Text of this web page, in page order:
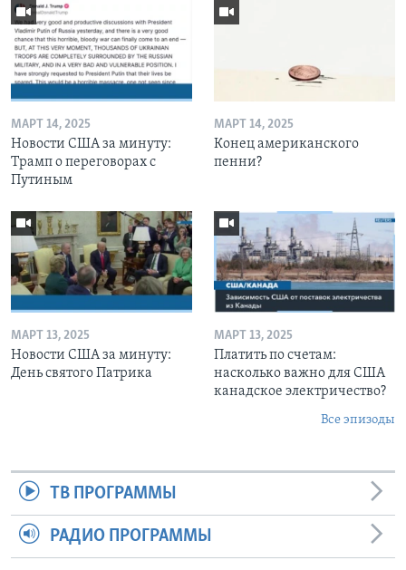
МАРТ 14, 2025
Новости США за минуту:
Трамп о переговорах с
Путиным
МАРТ 14, 2025
Конец американского
пенни?
МАРТ 13, 2025
Новости США за минуту:
День святого Патрика
МАРТ 13, 2025
Платить по счетам:
насколько важно для США
канадское электричество?
Все эпизоды
ТВ ПРОГРАММЫ
РАДИО ПРОГРАММЫ